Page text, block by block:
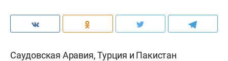
Саудовская Аравия, Турция и Пакистан